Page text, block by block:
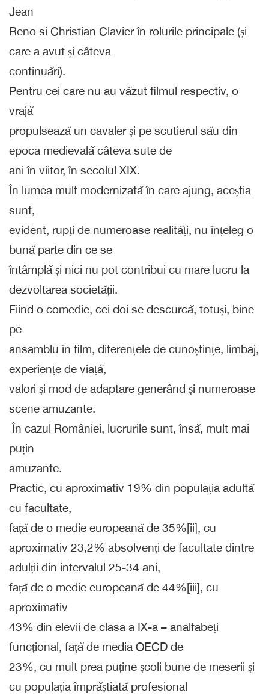
Jean
Reno si Christian Clavier în rolurile principale (și
care a avut și câteva
continuări).
Pentru cei care nu au văzut filmul respectiv, o
vrajă
propulsează un cavaler și pe scutierul său din
epoca medievală câteva sute de
ani în viitor, în secolul XIX.
În lumea mult modernizată în care ajung, aceștia
sunt,
evident, rupți de numeroase realități, nu înțeleg o
bună parte din ce se
întâmplă și nici nu pot contribui cu mare lucru la
dezvoltarea societății.
Fiind o comedie, cei doi se descurcă, totuși, bine
pe
ansamblu în film, diferențele de cunoștințe, limbaj,
experiențe de viață,
valori și mod de adaptare generând și numeroase
scene amuzante.
În cazul României, lucrurile sunt, însă, mult mai
puțin
amuzante.
Practic, cu aproximativ 19% din populația adultă
cu facultate,
față de o medie europeană de 35%[ii], cu
aproximativ 23,2% absolvenți de facultate dintre
adulții din intervalul 25-34 ani,
față de o medie europeană de 44%[iii], cu
aproximativ
43% din elevii de clasa a IX-a – analfabeți
funcțional, față de media OECD de
23%, cu mult prea puține școli bune de meserii și
cu populația împrăștiată profesional